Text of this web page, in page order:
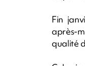
Fin
après-
qualité